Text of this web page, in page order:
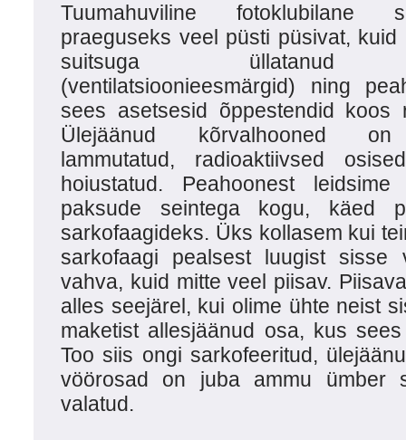
Tuumahuviline fotoklubilane
praeguseks veel püsti püsivat, kuid
suitsuga üllatanud
(ventilatsioonieesmärgid) ning
sees asetsesid õppestendid koos
Ülejäänud kõrvalhooned
lammutatud, radioaktiivsed
hoiustatud. Peahoonest
paksude seintega kogu, käed
sarkofaagideks. Üks kollasem kui
sarkofaagi pealsest luugist
vahva, kuid mitte veel piisav.
alles seejärel, kui olime ühte neist
maketist allesjäänud osa, kus
Too siis ongi sarkofeeritud,
vöörosad on juba ammu ümber
valatud.